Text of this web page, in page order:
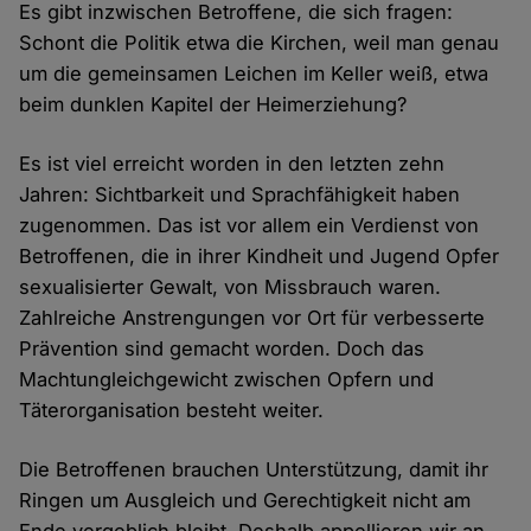
Es gibt inzwischen Betroffene, die sich fragen:
Schont die Politik etwa die Kirchen, weil man genau
um die gemeinsamen Leichen im Keller weiß, etwa
beim dunklen Kapitel der Heimerziehung?
Es ist viel erreicht worden in den letzten zehn
Jahren: Sichtbarkeit und Sprachfähigkeit haben
zugenommen. Das ist vor allem ein Verdienst von
Betroffenen, die in ihrer Kindheit und Jugend Opfer
sexualisierter Gewalt, von Missbrauch waren.
Zahlreiche Anstrengungen vor Ort für verbesserte
Prävention sind gemacht worden. Doch das
Machtungleichgewicht zwischen Opfern und
Täterorganisation besteht weiter.
Die Betroffenen brauchen Unterstützung, damit ihr
Ringen um Ausgleich und Gerechtigkeit nicht am